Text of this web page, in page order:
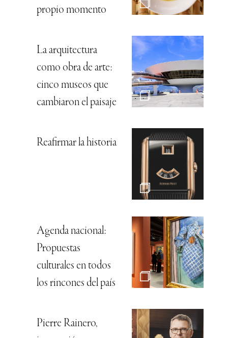
propio momento
La arquitectura
como obra de arte:
cinco museos que
cambiaron el paisaje
Reafirmar la historia
Agenda nacional:
Propuestas
culturales en todos
los rincones del país
Pierre Rainero,